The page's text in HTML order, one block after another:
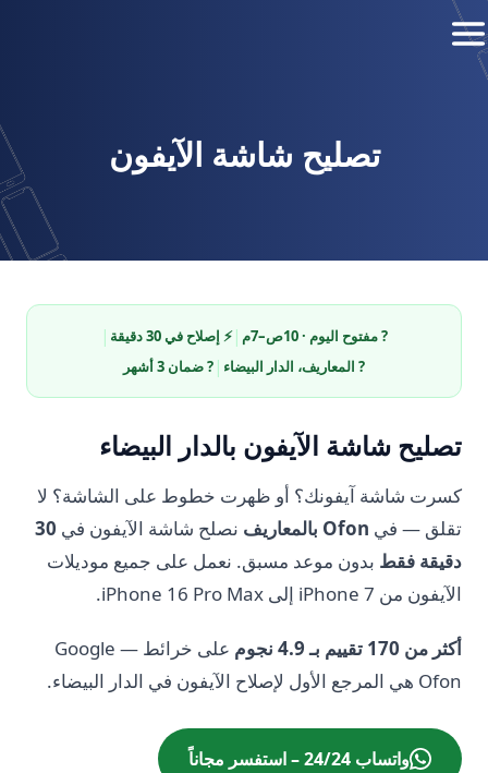
تصليح شاشة الآيفون
? مفتوح اليوم · 10ص–7م |⚡ إصلاح في 30 دقيقة |
? المعاريف، الدار البيضاء | ?️ ضمان 3 أشهر
تصليح شاشة الآيفون بالدار البيضاء
كسرت شاشة آيفونك؟ أو ظهرت خطوط على الشاشة؟ لا
تقلق — في Ofon بالمعاريف نصلح شاشة الآيفون في 30
دقيقة فقط بدون موعد مسبق. نعمل على جميع موديلات
الآيفون من iPhone 7 إلى iPhone 16 Pro Max.
أكثر من 170 تقييم بـ 4.9 نجوم
على خرائط Google —
Ofon هي المرجع الأول لإصلاح الآيفون في الدار البيضاء.
واتساب 24/24 – استفسر مجاناً